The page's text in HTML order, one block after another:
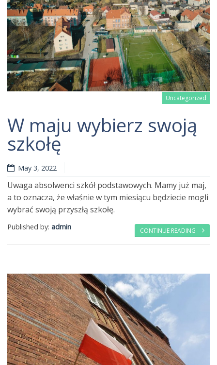
Uncategorized
W maju wybierz swoją
szkołę
May 3, 2022
Uwaga absolwenci szkół podstawowych. Mamy już maj,
a to oznacza, że właśnie w tym miesiącu będziecie mogli
wybrać swoją przyszłą szkołę.
CONTINUE READING
Published by: admin